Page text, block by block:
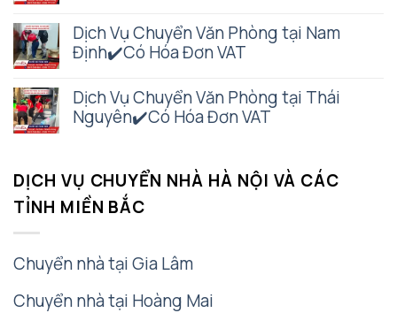
Dịch Vụ Chuyển Văn Phòng tại Nam
Định✔️Có Hóa Đơn VAT
Dịch Vụ Chuyển Văn Phòng tại Thái
Nguyên✔️Có Hóa Đơn VAT
DỊCH VỤ CHUYỂN NHÀ HÀ NỘI VÀ CÁC
TỈNH MIỀN BẮC
Chuyển nhà tại Gia Lâm
Chuyển nhà tại Hoàng Mai